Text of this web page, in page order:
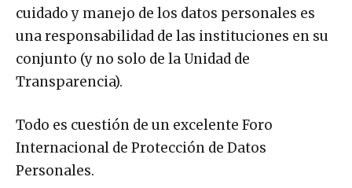
cuidado y manejo de los datos personales es
una responsabilidad de las instituciones en su
conjunto (y no solo de la Unidad de
Transparencia).
Todo es cuestión de un excelente Foro
Internacional de Protección de Datos
Personales.